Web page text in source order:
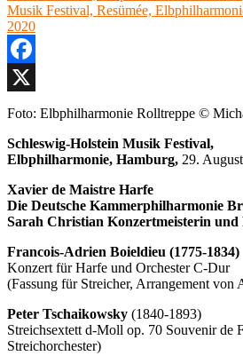
Facebook
X
Foto: Elbphilharmonie Rolltreppe ©
Schleswig-Holstein Musik Festival,
Elbphilharmonie, Hamburg, 29.
Xavier de Maistre Harfe
Die Deutsche Kammerphilharmonie
Sarah Christian Konzertmeisterin und
Francois-Adrien Boieldieu (1775-1834)
Konzert für Harfe und Orchester C-Dur
(Fassung für Streicher, Arrangement
Peter Tschaikowsky (1840-1893)
Streichsextett d-Moll op. 70 Souvenir de
Streichorchester)